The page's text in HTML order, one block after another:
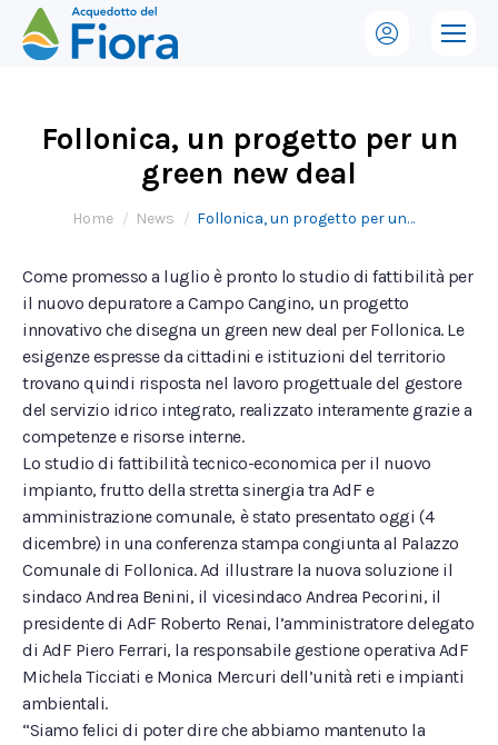
Follonica, un progetto per un
green new deal
Tu sei qui:
Home News Follonica, un progetto per un…
Come promesso a luglio è pronto lo studio di fattibilità per
il nuovo depuratore a Campo Cangino, un progetto
innovativo che disegna un green new deal per Follonica. Le
esigenze espresse da cittadini e istituzioni del territorio
trovano quindi risposta nel lavoro progettuale del gestore
del servizio idrico integrato, realizzato interamente grazie a
competenze e risorse interne.
Lo studio di fattibilità tecnico-economica per il nuovo
impianto, frutto della stretta sinergia tra AdF e
amministrazione comunale, è stato presentato oggi (4
dicembre) in una conferenza stampa congiunta al Palazzo
Comunale di Follonica. Ad illustrare la nuova soluzione il
sindaco Andrea Benini, il vicesindaco Andrea Pecorini, il
presidente di AdF Roberto Renai, l’amministratore delegato
di AdF Piero Ferrari, la responsabile gestione operativa AdF
Michela Ticciati e Monica Mercuri dell’unità reti e impianti
ambientali.
“Siamo felici di poter dire che abbiamo mantenuto la